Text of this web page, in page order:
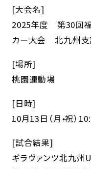
[大会名]
2025年度 第30回福
カー大会 北九州支
[場所]
桃園運動場
[日時]
10月13日（月•祝）
[試合結果]
ギラヴァンツ北九